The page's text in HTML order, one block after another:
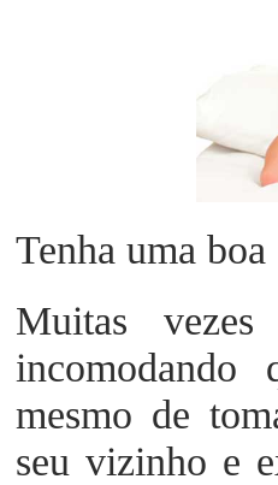
Tenha uma boa
Muitas
incomodando
mesmo de
seu vizinho e